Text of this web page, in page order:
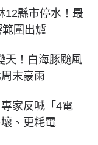
12縣市停水！最
圍出爐
天！白海豚颱風
末豪雨
家反喊「4電
、更耗電